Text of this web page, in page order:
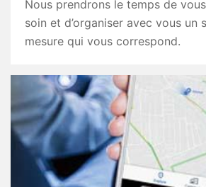
Nous prendrons le temps de
soin et d’organiser avec vous un
mesure qui vous correspond.